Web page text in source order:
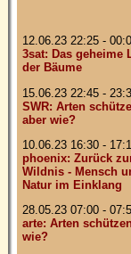
12.06.23 22:25 -
3sat: Das geheime
der Bäume
15.06.23 22:45 -
SWR: Arten
aber wie?
10.06.23 16:30 -
phoenix: Zurück
Wildnis - Mensch
Natur im Einklang
28.05.23 07:00 -
arte: Arten
wie?